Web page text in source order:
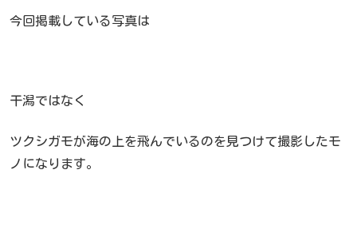
今回掲載している写真は
干潟ではなく
ツクシガモが海の上を飛んでいるのを見つけて撮影したモ
ノになります。